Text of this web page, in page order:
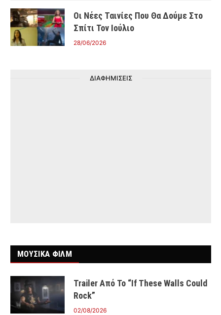
Οι Νέες Ταινίες Που Θα Δούμε Στο
Σπίτι Τον Ιούλιο
28/06/2026
ΔΙΑΦΗΜΙΣΕΙΣ
ΜΟΥΣΙΚΑ ΦΙΛΜ
Trailer Από Το “If These Walls Could
Rock”
02/08/2026